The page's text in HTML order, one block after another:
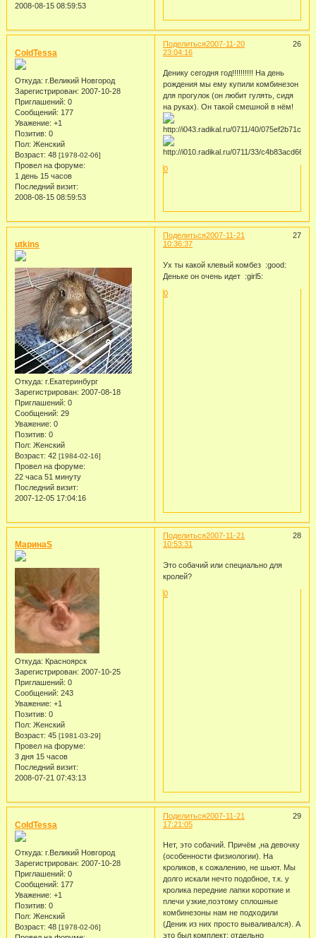
2008-08-15 08:59:53
Поделиться 26
2007-11-20
23:04:16
ColdTessa
Откуда: г.Великий Новгород
Зарегистрирован: 2007-10-28
Приглашений: 0
Сообщений: 177
Уважение: +1
Позитив: 0
Пол: Женский
Возраст: 48 [1978-02-06]
Провел на форуме:
1 день 15 часов
Последний визит:
2008-08-15 08:59:53
Денику сегодня год!!!!!!!!!! На день
рождения мы ему купили комбинезон
для прогулок (он любит гулять, сидя
на руках). Он такой смешной в нём!
0
Поделиться 27
2007-11-21
10:36:37
utkins
Откуда: г.Екатеринбург
Зарегистрирован: 2007-08-18
Приглашений: 0
Сообщений: 29
Уважение: 0
Позитив: 0
Пол: Женский
Возраст: 42 [1984-02-16]
Провел на форуме:
22 часа 51 минуту
Последний визит:
2007-12-05 17:04:16
Ух ты какой клевый комбез :good:
Деньке он очень идет :girl5:
0
Поделиться 28
2007-11-21
10:53:31
МаринаS
Откуда: Красноярск
Зарегистрирован: 2007-10-25
Приглашений: 0
Сообщений: 243
Уважение: +1
Позитив: 0
Пол: Женский
Возраст: 45 [1981-03-29]
Провел на форуме:
3 дня 15 часов
Последний визит:
2008-07-21 07:43:13
Это собачий или специально для
кролей?
0
Поделиться 29
2007-11-21
17:21:05
ColdTessa
Откуда: г.Великий Новгород
Зарегистрирован: 2007-10-28
Приглашений: 0
Сообщений: 177
Уважение: +1
Позитив: 0
Пол: Женский
Возраст: 48 [1978-02-06]
Нет, это собачий. Причём ,на девочку
(особенности физиологии). На
кроликов, к сожалению, не шьют. Мы
долго искали нечто подобное, т.к. у
кролика передние лапки короткие и
плечи узкие,поэтому сплошные
комбинезоны нам не подходили
(Деник из них просто вываливался). А
это был комплект: отдельно